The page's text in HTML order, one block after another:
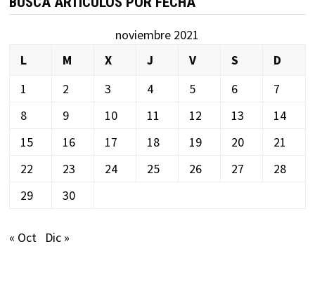
noviembre 2021
L
M X J V S
D
1
2 3 4 5 6
7
8
9 10 11 12 13
14
15
16 17 18 19 20
21
22
23 24 25 26 27
28
29
30
« Oct Dic »